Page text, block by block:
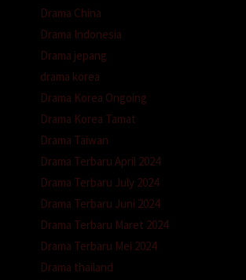
Drama China
Drama Indonesia
Drama jepang
drama korea
Drama Korea Ongoing
Drama Korea Tamat
Drama Taiwan
Drama Terbaru April 2024
Drama Terbaru July 2024
Drama Terbaru Juni 2024
Drama Terbaru Maret 2024
Drama Terbaru Mei 2024
Drama thailand